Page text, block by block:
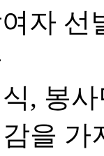
여자
, 봉
을